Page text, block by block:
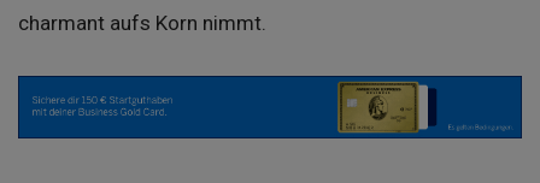
charmant aufs Korn nimmt.